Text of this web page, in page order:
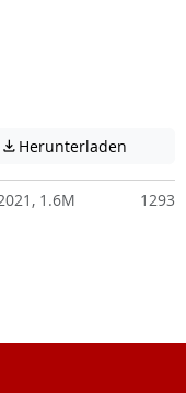
Datei enthält unter
 Herunterladen
1.6M 1293